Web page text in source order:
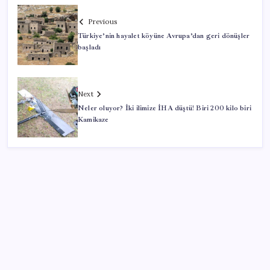
Previous
Türkiye’nin hayalet köyüne Avrupa’dan geri dönüşler
başladı
Next
Neler oluyor? İki ilimize İHA düştü! Biri 200 kilo biri
Kamikaze